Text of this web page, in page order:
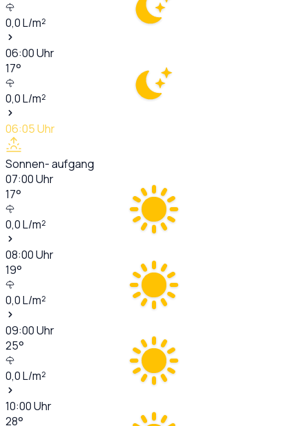
0,0L/m²
06:00Uhr
17°
0,0L/m²
06:05Uhr
Sonnen- aufgang
07:00Uhr
17°
0,0L/m²
08:00Uhr
19°
0,0L/m²
09:00Uhr
25°
0,0L/m²
10:00Uhr
28°